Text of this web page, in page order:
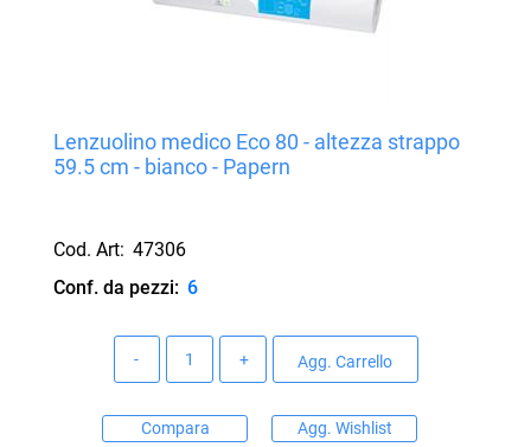
Lenzuolino medico Eco 80 - altezza strappo
59.5 cm - bianco - Papern
Cod. Art: 47306
Conf. da pezzi: 6
Agg. Carrello
Compara Agg. Wishlist